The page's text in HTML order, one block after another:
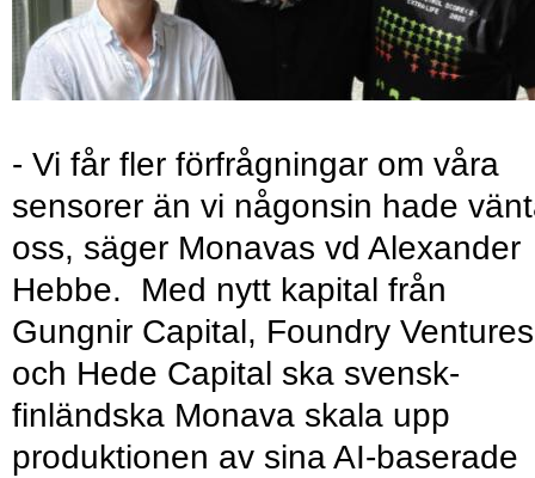
- Vi får fler förfrågningar om våra
sensorer än vi någonsin hade
oss, säger Monavas vd Alexander
Hebbe. Med nytt kapital från
Gungnir Capital, Foundry Ventures
och Hede Capital ska svensk-
finländska Monava skala upp
produktionen av sina AI-baserade